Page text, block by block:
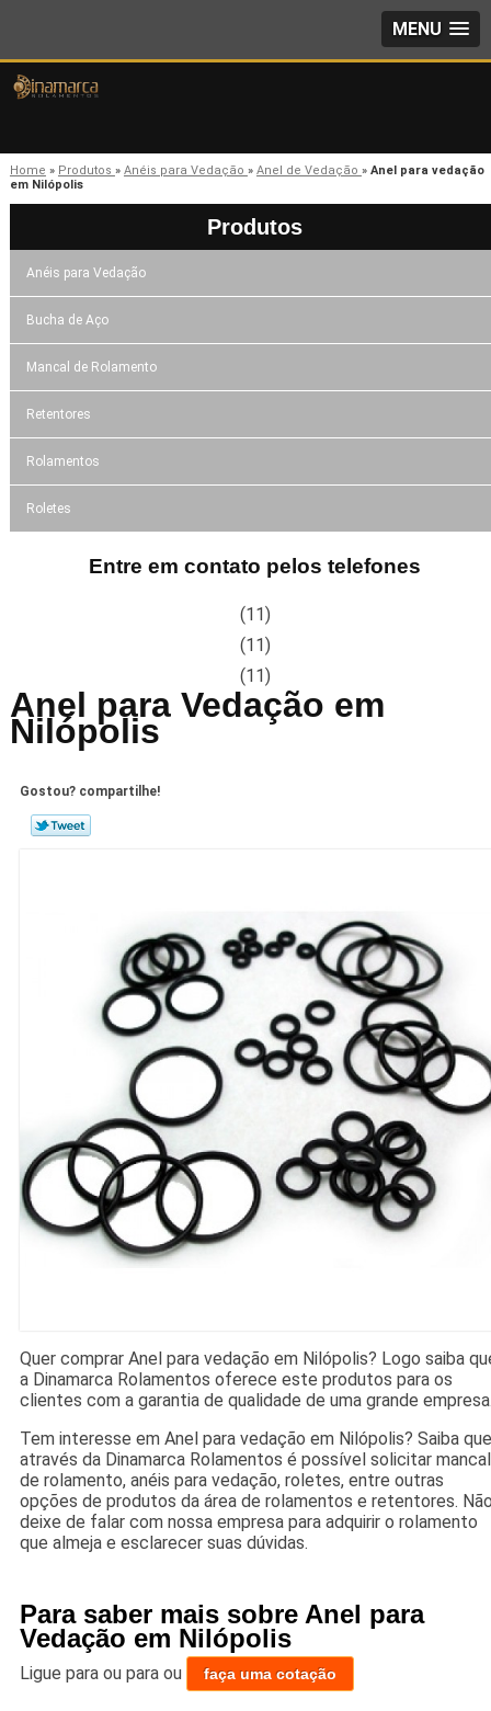
MENU
Home » Produtos » Anéis para Vedação » Anel de Vedação » Anel para vedação
em Nilópolis
Produtos
Anéis para Vedação
Bucha de Aço
Mancal de Rolamento
Retentores
Rolamentos
Roletes
Entre em contato pelos telefones
(11)
(11)
(11)
Anel para Vedação em
Nilópolis
Gostou? compartilhe!
Quer comprar Anel para vedação em Nilópolis? Logo saiba
a Dinamarca Rolamentos oferece este produtos para os
clientes com a garantia de qualidade de uma grande
Tem interesse em Anel para vedação em Nilópolis? Saiba que
através da Dinamarca Rolamentos é possível solicitar mancal
de rolamento, anéis para vedação, roletes, entre outras
opções de produtos da área de rolamentos e retentores.
deixe de falar com nossa empresa para adquirir o rolamento
que almeja e esclarecer suas dúvidas.
Para saber mais sobre Anel para
Vedação em Nilópolis
Ligue para ou para ou faça uma cotação